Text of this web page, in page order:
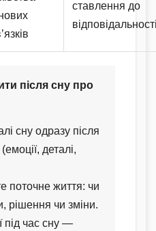
ставлення до
після сну про
сну одразу після
деталі,
поточне життя: чи
рішення чи зміни.
під час сну —